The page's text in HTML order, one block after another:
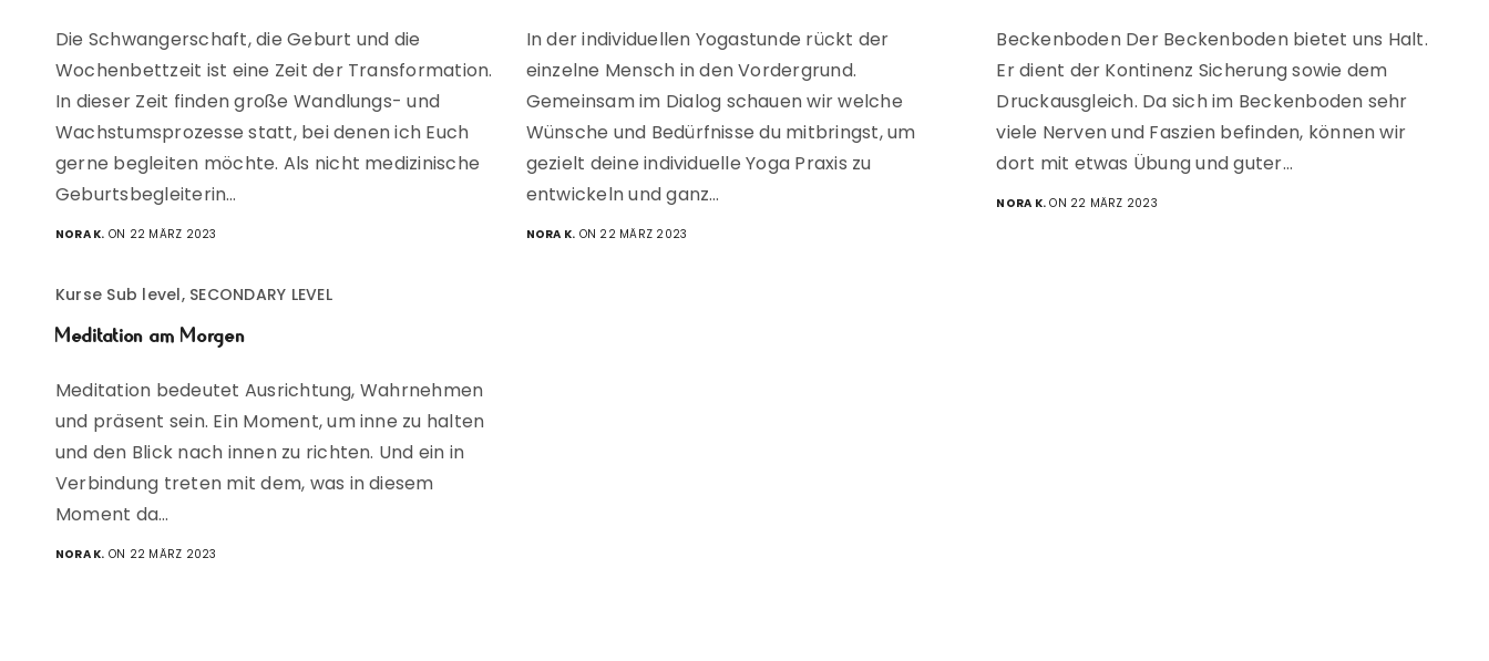
Die Schwangerschaft, die Geburt und die
Wochenbettzeit ist eine Zeit der Transformation.
In dieser Zeit finden große Wandlungs- und
Wachstumsprozesse statt, bei denen ich Euch
gerne begleiten möchte. Als nicht medizinische
Geburtsbegleiterin…
NORA K. ON 22 MÄRZ 2023
In der individuellen Yogastunde rückt der
einzelne Mensch in den Vordergrund.
Gemeinsam im Dialog schauen wir welche
Wünsche und Bedürfnisse du mitbringst, um
gezielt deine individuelle Yoga Praxis zu
entwickeln und ganz…
NORA K. ON 22 MÄRZ 2023
Beckenboden Der Beckenboden bietet uns Halt.
Er dient der Kontinenz Sicherung sowie dem
Druckausgleich. Da sich im Beckenboden sehr
viele Nerven und Faszien befinden, können wir
dort mit etwas Übung und guter…
NORA K. ON 22 MÄRZ 2023
Kurse Sub level, SECONDARY LEVEL
Meditation am Morgen
Meditation bedeutet Ausrichtung, Wahrnehmen
und präsent sein. Ein Moment, um inne zu halten
und den Blick nach innen zu richten. Und ein in
Verbindung treten mit dem, was in diesem
Moment da…
NORA K. ON 22 MÄRZ 2023